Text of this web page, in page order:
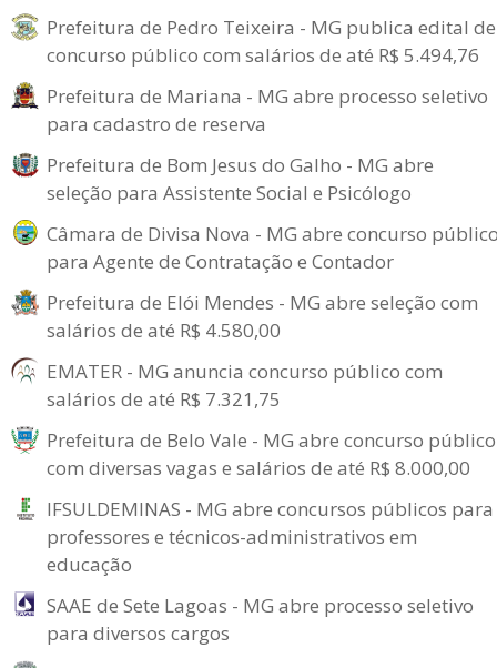
Prefeitura de Pedro Teixeira - MG publica edital de
concurso público com salários de até R$ 5.494,76
Prefeitura de Mariana - MG abre processo seletivo
para cadastro de reserva
Prefeitura de Bom Jesus do Galho - MG abre
seleção para Assistente Social e Psicólogo
Câmara de Divisa Nova - MG abre concurso
para Agente de Contratação e Contador
Prefeitura de Elói Mendes - MG abre seleção com
salários de até R$ 4.580,00
EMATER - MG anuncia concurso público com
salários de até R$ 7.321,75
Prefeitura de Belo Vale - MG abre concurso público
com diversas vagas e salários de até R$ 8.000,00
IFSULDEMINAS - MG abre concursos públicos para
professores e técnicos-administrativos em
educação
SAAE de Sete Lagoas - MG abre processo seletivo
para diversos cargos